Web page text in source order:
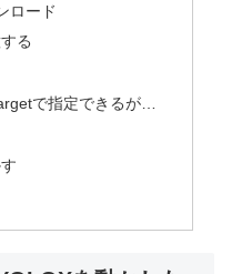
ロード
る
で指定できるが…